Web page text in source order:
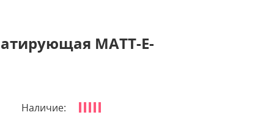
MATT-E-
Наличие: